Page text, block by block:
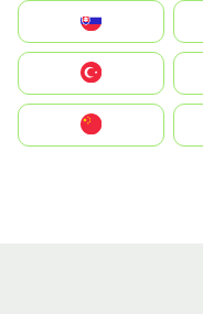
United States
中國香港特別行政區